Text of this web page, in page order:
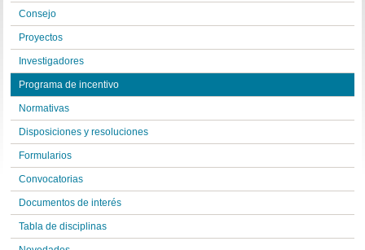
Consejo
Proyectos
Investigadores
Programa de incentivo
Normativas
Disposiciones y resoluciones
Formularios
Convocatorias
Documentos de interés
Tabla de disciplinas